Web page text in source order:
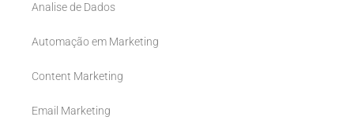
Analise de Dados
Automação em Marketing
Content Marketing
Email Marketing